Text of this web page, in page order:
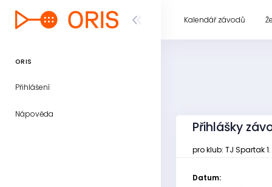
ORIS
Přihlášení
Nápověda
Kalendář závodů
Přihlášky
pro klub: TJ Spartak
Datum: